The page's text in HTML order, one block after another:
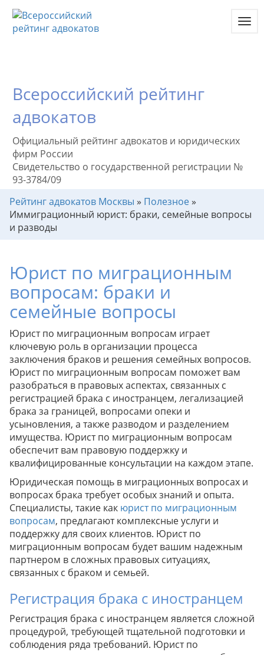
Всероссийский рейтинг
адвокатов
Официальный рейтинг адвокатов и юридических
фирм России
Свидетельство о государственной регистрации №
93-3784/09
Рейтинг адвокатов Москвы » Полезное»
Иммиграционный юрист: браки, семейные вопросы
и разводы
Юрист по миграционным
вопросам: браки и
семейные вопросы
Юрист по миграционным вопросам играет
ключевую роль в организации процесса
заключения браков и решения семейных вопросов.
Юрист по миграционным вопросам поможет вам
разобраться в правовых аспектах, связанных с
регистрацией брака с иностранцем, легализацией
брака за границей, вопросами опеки и
усыновления, а также разводом и разделением
имущества. Юрист по миграционным вопросам
обеспечит вам правовую поддержку и
квалифицированные консультации на каждом этапе.
Юридическая помощь в миграционных вопросах и
вопросах брака требует особых знаний и опыта.
Специалисты, такие как юрист по миграционным
вопросам, предлагают комплексные услуги и
поддержку для своих клиентов. Юрист по
миграционным вопросам будет вашим надежным
партнером в сложных правовых ситуациях,
связанных с браком и семьей.
Регистрация брака с иностранцем
Регистрация брака с иностранцем является сложной
процедурой, требующей тщательной подготовки и
соблюдения ряда требований. Юрист по